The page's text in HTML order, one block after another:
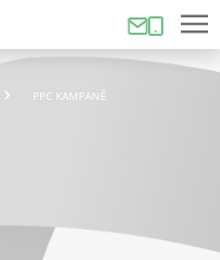
PPC KAMPANĚ